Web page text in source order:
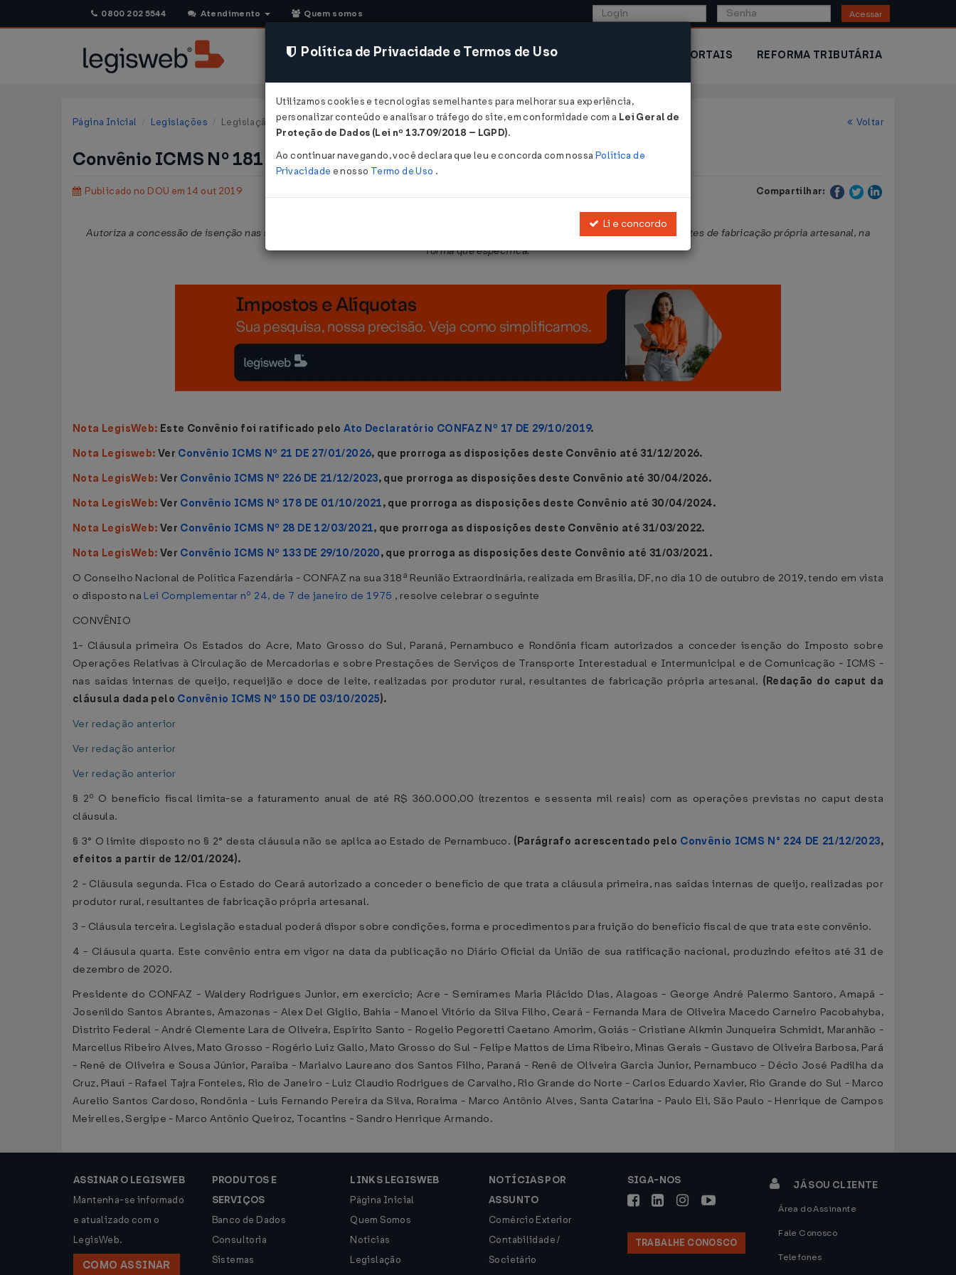
0800 202 5544 Atendimento Quem somos Acessar
CONSULTORIA SISTEMAS COMÉRCIO EXTERIOR PORTAIS REFORMA TRIBUTÁRIA
Página Inicial Legislações Legislação Federal Voltar
Convênio ICMS Nº 181 DE 10/10/2019
Publicado no DOU em 14 out 2019 Compartilhar:
Autoriza a concessão de isenção nas saídas internas de queijo, requeijão e doce de leite, realizadas por produtor rural, resultantes de fabricação própria artesanal, na
forma que especifica.
Nota LegisWeb: Este Convênio foi ratificado peloAto Declaratório CONFAZ Nº 17 DE 29/10/2019.
Nota Legisweb: Ver Convênio ICMS Nº 21 DE 27/01/2026, que prorroga as disposições deste Convênio até 31/12/2026.
Nota LegisWeb: Ver Convênio ICMS Nº 226 DE 21/12/2023, que prorroga as disposições deste Convênio até 30/04/2026.
Nota LegisWeb: Ver Convênio ICMS Nº 178 DE 01/10/2021, que prorroga as disposições deste Convênio até 30/04/2024.
Nota LegisWeb: Ver Convênio ICMS Nº 28 DE 12/03/2021, que prorroga as disposições deste Convênio até 31/03/2022.
Nota LegisWeb: Ver Convênio ICMS Nº 133 DE 29/10/2020, que prorroga as disposições deste Convênio até 31/03/2021.
O Conselho Nacional de Política Fazendária - CONFAZ na sua 318ª Reunião Extraordinária, realizada em Brasília, DF, no dia 10 de outubro de 2019, tendo em vista
o disposto na Lei Complementar nº 24, de 7 de janeiro de 1975 , resolve celebrar o seguinte
CONVÊNIO
1- Cláusula primeira Os Estados do Acre, Mato Grosso do Sul, Paraná, Pernambuco e Rondônia ficam autorizados a conceder isenção do Imposto sobre
Operações Relativas à Circulação de Mercadorias e sobre Prestações de Serviços de Transporte Interestadual e Intermunicipal e de Comunicação - ICMS -
nas saídas internas de queijo, requeijão e doce de leite, realizadas por produtor rural, resultantes de fabricação própria artesanal. (Redação do caput da
cláusula dada pelo Convênio ICMS Nº 150 DE 03/10/2025).
Ver redação anterior
Ver redação anterior
Ver redação anterior
§ 2º O benefício fiscal limita-se a faturamento anual de até R$ 360.000,00 (trezentos e sessenta mil reais) com as operações previstas no caput desta
cláusula.
§ 3° O limite disposto no § 2° desta cláusula não se aplica ao Estado de Pernambuco. (Parágrafo acrescentado pelo Convênio ICMS N° 224 DE 21/12/2023,
efeitos a partir de 12/01/2024).
2 - Cláusula segunda. Fica o Estado do Ceará autorizado a conceder o benefício de que trata a cláusula primeira, nas saídas internas de queijo, realizadas por
produtor rural, resultantes de fabricação própria artesanal.
3 - Cláusula terceira. Legislação estadual poderá dispor sobre condições, forma e procedimentos para fruição do benefício fiscal de que trata este convênio.
4 - Cláusula quarta. Este convênio entra em vigor na data da publicação no Diário Oficial da União de sua ratificação nacional, produzindo efeitos até 31 de
dezembro de 2020.
Presidente do CONFAZ - Waldery Rodrigues Junior, em exercício; Acre - Semírames Maria Plácido Dias, Alagoas - George André Palermo Santoro, Amapá -
Josenildo Santos Abrantes, Amazonas - Alex Del Giglio, Bahia - Manoel Vitório da Silva Filho, Ceará - Fernanda Mara de Oliveira Macedo Carneiro Pacobahyba,
Distrito Federal - André Clemente Lara de Oliveira, Espírito Santo - Rogelio Pegoretti Caetano Amorim, Goiás - Cristiane Alkmin Junqueira Schmidt, Maranhão -
Marcellus Ribeiro Alves, Mato Grosso - Rogério Luiz Gallo, Mato Grosso do Sul - Felipe Mattos de Lima Ribeiro, Minas Gerais - Gustavo de Oliveira Barbosa, Pará
- René de Oliveira e Sousa Júnior, Paraíba - Marialvo Laureano dos Santos Filho, Paraná - Renê de Oliveira Garcia Junior, Pernambuco - Décio José Padilha da
Cruz, Piauí - Rafael Tajra Fonteles, Rio de Janeiro - Luiz Claudio Rodrigues de Carvalho, Rio Grande do Norte - Carlos Eduardo Xavier, Rio Grande do Sul - Marco
Aurelio Santos Cardoso, Rondônia - Luis Fernando Pereira da Silva, Roraima - Marco Antônio Alves, Santa Catarina - Paulo Eli, São Paulo - Henrique de Campos
Meirelles, Sergipe - Marco Antônio Queiroz, Tocantins - Sandro Henrique Armando.
ASSINAR O LEGISWEB
Mantenha-se informado
e atualizado com o
LegisWeb.
COMO ASSINAR
PRODUTOS E
SERVIÇOS
Banco de Dados
Consultoria
Sistemas
LINKS LEGISWEB
Página Inicial
Quem Somos
Notícias
Legislação
NOTÍCIAS POR
ASSUNTO
Comércio Exterior
Contabilidade /
Societário
SIGA-NOS
TRABALHE CONOSCO
JÁ SOU CLIENTE
Área do Assinante
Fale Conosco
Telefones
Política de Privacidade e Termos de Uso
Utilizamos cookies e tecnologias semelhantes para melhorar sua experiência,
personalizar conteúdo e analisar o tráfego do site, em conformidade com a Lei Geral de
Proteção de Dados (Lei nº 13.709/2018 – LGPD).
Ao continuar navegando, você declara que leu e concorda com nossa Política de
Privacidade e nosso Termo de Uso .
Li e concordo